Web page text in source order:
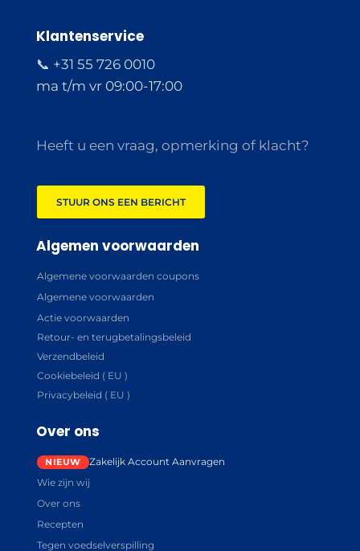
Klantenservice
📞 +31 55 726 0010
ma t/m vr 09:00-17:00
Heeft u een vraag, opmerking of klacht?
STUUR ONS EEN BERICHT
Algemen voorwaarden
Algemene voorwaarden coupons
Algemene voorwaarden
Actie voorwaarden
Retour- en terugbetalingsbeleid
Verzendbeleid
Cookiebeleid ( EU )
Privacybeleid ( EU )
Over ons
Zakelijk Account Aanvragen
Wie zijn wij
Over ons
Recepten
Tegen voedselverspilling